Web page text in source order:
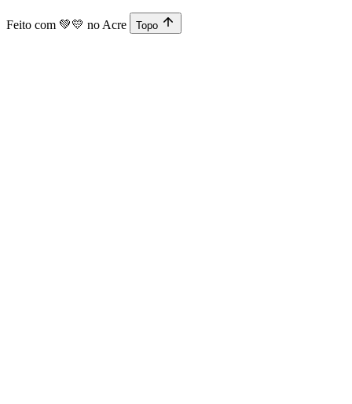
Feito com 💚💛 no Acre Topo